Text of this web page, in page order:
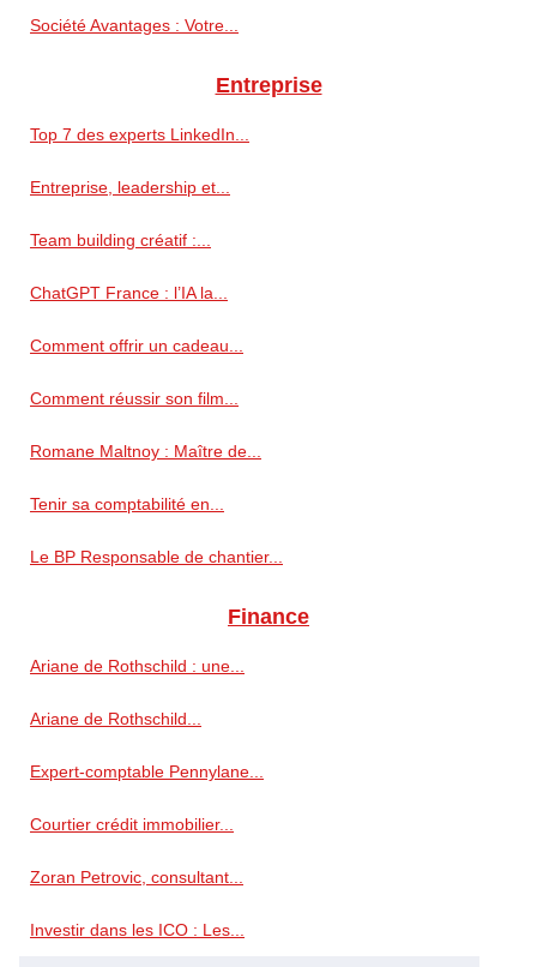
Société Avantages : Votre...
Entreprise
Top 7 des experts LinkedIn...
Entreprise, leadership et...
Team building créatif :...
ChatGPT France : l’IA la...
Comment offrir un cadeau...
Comment réussir son film...
Romane Maltnoy : Maître de...
Tenir sa comptabilité en...
Le BP Responsable de chantier...
Finance
Ariane de Rothschild : une...
Ariane de Rothschild...
Expert-comptable Pennylane...
Courtier crédit immobilier...
Zoran Petrovic, consultant...
Investir dans les ICO : Les...